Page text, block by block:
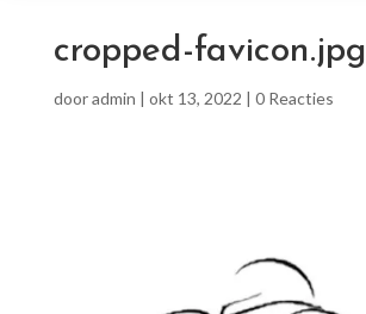
cropped-favicon.jpg
dooradmin | okt 13, 2022 | 0 Reacties